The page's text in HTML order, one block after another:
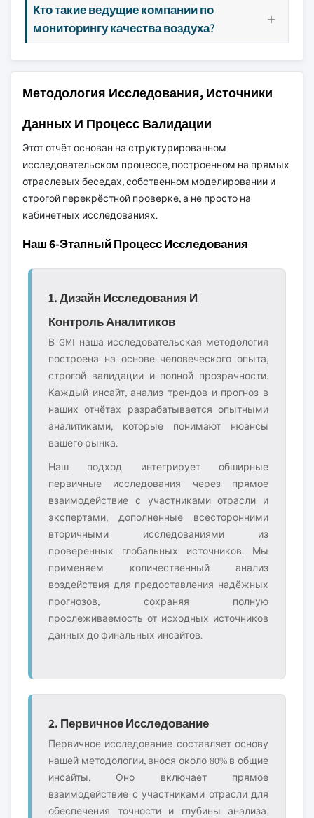
Кто такие ведущие компании по
мониторингу качества воздуха?
Методология Исследования, Источники
Данных И Процесс Валидации
Этот отчёт основан на структурированном
исследовательском процессе, построенном на прямых
отраслевых беседах, собственном моделировании и
строгой перекрёстной проверке, а не просто на
кабинетных исследованиях.
Наш 6-Этапный Процесс Исследования
1. Дизайн Исследования И
Контроль Аналитиков
В GMI наша исследовательская методология
построена на основе человеческого опыта,
строгой валидации и полной прозрачности.
Каждый инсайт, анализ трендов и прогноз в
наших отчётах разрабатывается опытными
аналитиками, которые понимают нюансы
вашего рынка.
Наш подход интегрирует обширные
первичные исследования через прямое
взаимодействие с участниками отрасли и
экспертами, дополненные всесторонними
вторичными исследованиями из
проверенных глобальных источников. Мы
применяем количественный анализ
воздействия для предоставления надёжных
прогнозов, сохраняя полную
прослеживаемость от исходных источников
данных до финальных инсайтов.
2. Первичное Исследование
Первичное исследование составляет основу
нашей методологии, внося около 80% в общие
инсайты. Оно включает прямое
взаимодействие с участниками отрасли для
обеспечения точности и глубины анализа.